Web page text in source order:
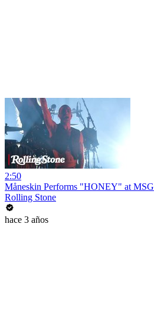
2:50
Måneskin Performs "HONEY" at MSG
Rolling Stone
hace 3 años